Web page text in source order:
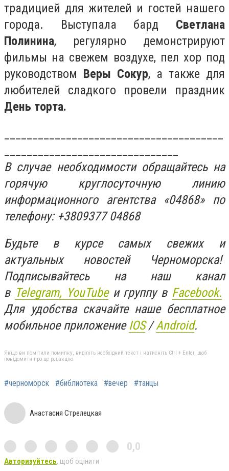
традицией для жителей и гостей нашего
города. Выступала бард Светлана
Полинина, регулярно демонстрируют
фильмы на свежем воздухе, пел хор под
руководством Веры Сокур, а также для
любителей сладкого провели праздник
День торта.
В случае необходимости обращайтесь на
горячую круглосуточную линию
информационного агентства «04868» по
телефону: +3809377 04868
Будьте в курсе самых свежих и
актуальных новостей Черноморска!
Подписывайтесь на наш канал
в Telegram, YouTubeи группу в Facebook.
Для удобства скачайте наше бесплатное
мобильное приложение IOS/Android.
Якщо ви помітили помилку, виділіть необхідний текст і натисніть Ctrl + Enter, щоб
повідомити про це редакцію
#черноморск #библиотека #вечер #танцы
Анастасия Стрелецкая
0,0
Авторизуйтесь, щоб оцінити